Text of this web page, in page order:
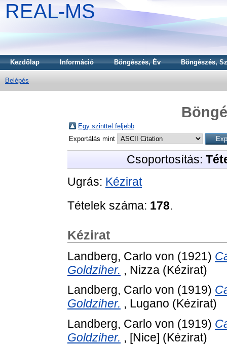
REAL-MS
Kezdőlap Információ Böngészés, Év Böngészés,
Belépés
Egy szinttel feljebb
Exportálás mint
Csoportosítás:
Ugrás: Kézirat
Tételek száma: 178.
Kézirat
Landberg, Carlo von (1921)
Goldziher. , Nizza (Kézirat)
Landberg, Carlo von (1919)
Goldziher. , Lugano (Kézirat)
Landberg, Carlo von (1919)
Goldziher. , [Nice] (Kézirat)